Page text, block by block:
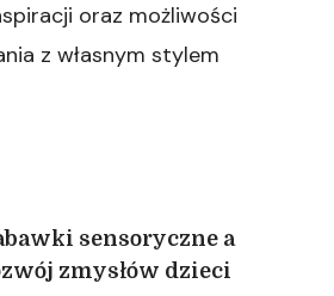
oraz możliwości
z własnym stylem
sensoryczne a
zmysłów dzieci